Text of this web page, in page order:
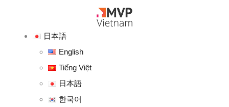
日本語
English
Tiếng Việt
日本語
한국어